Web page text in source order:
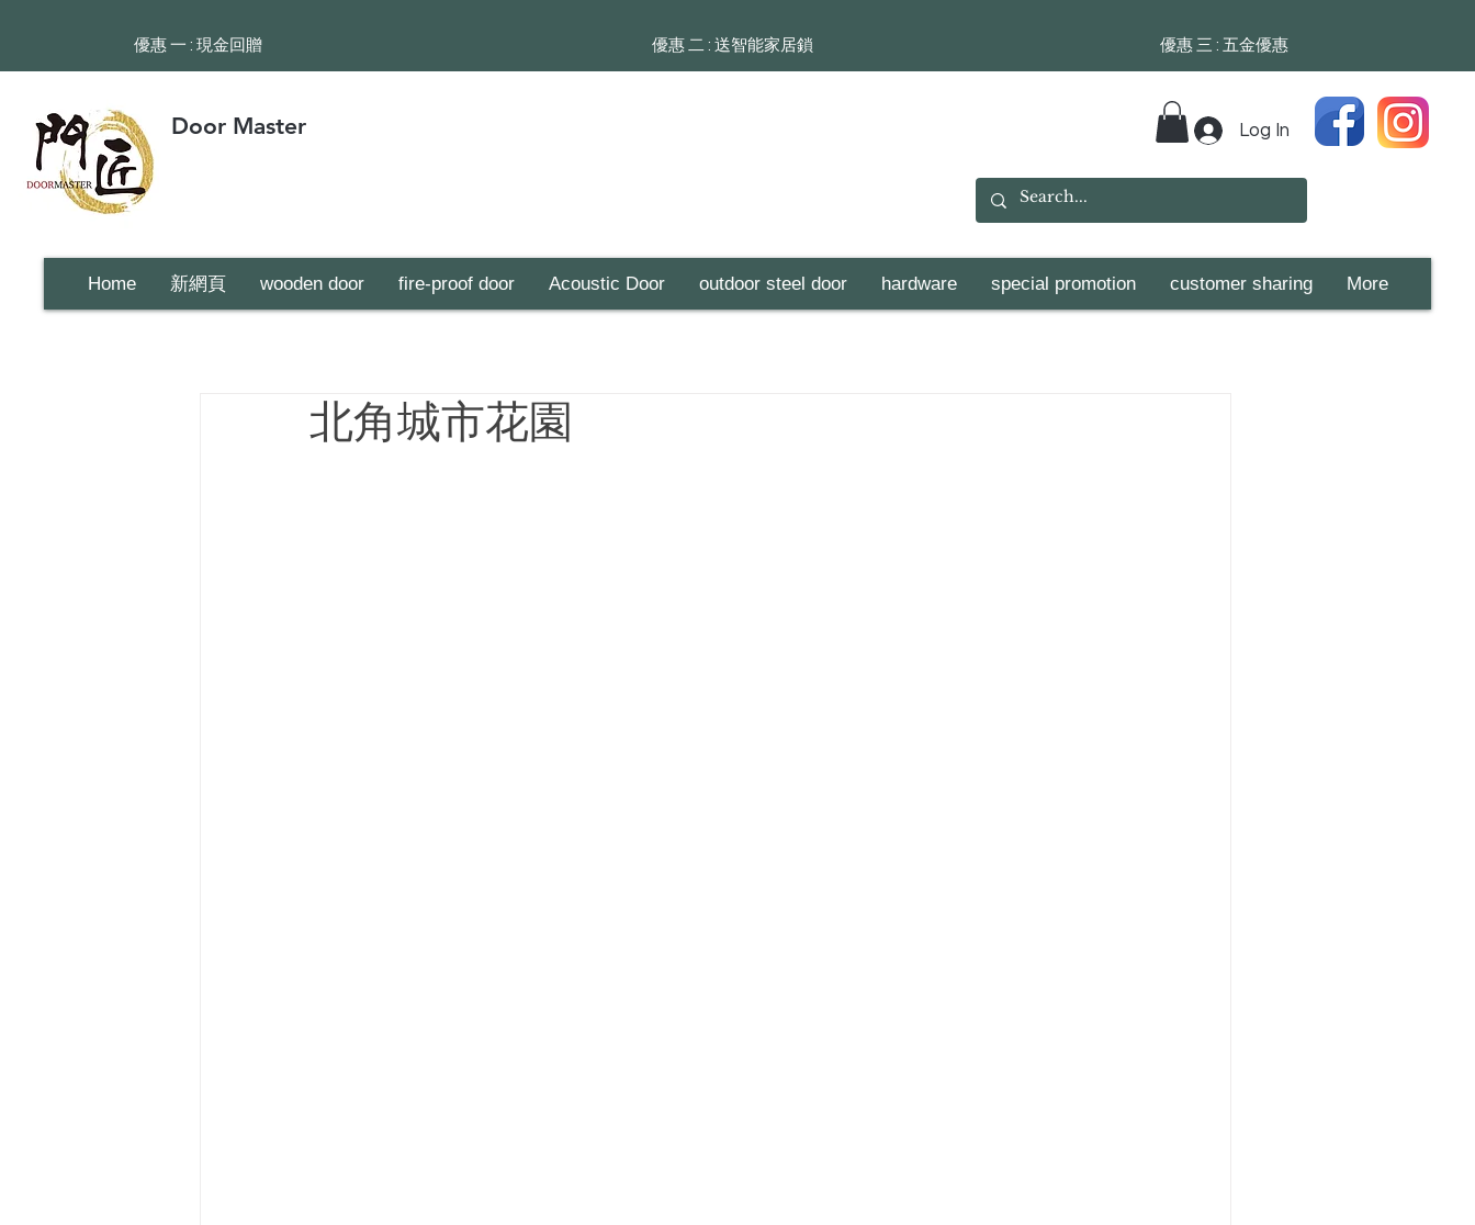
​優惠 一 : 現金回贈 ​​優惠 二 : 送智能家居鎖 ​​優惠 三 : 五金優惠
Door Master Log In
Home 新網頁 wooden door fire-proof door Acoustic Door outdoor steel door hardware special promotion customer sharing More
北角城市花園